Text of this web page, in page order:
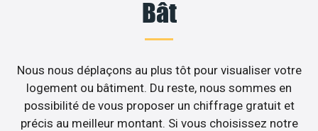
Bât
Nous nous déplaçons au plus tôt pour visualiser votre
logement ou bâtiment. Du reste, nous sommes en
possibilité de vous proposer un chiffrage gratuit et
précis au meilleur montant. Si vous choisissez notre